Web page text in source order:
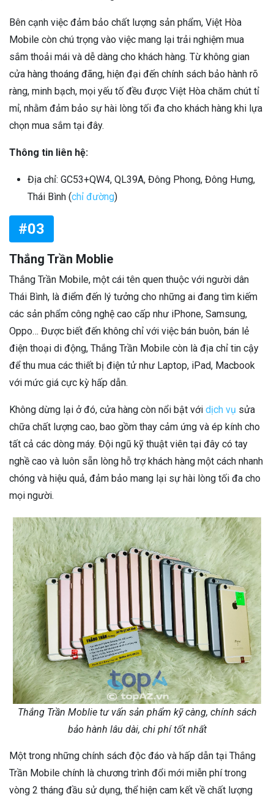
Bên cạnh việc đảm bảo chất lượng sản phẩm, Việt Hòa
Mobile còn chú trọng vào việc mang lại trải nghiệm mua
sắm thoải mái và dễ dàng cho khách hàng. Từ không gian
cửa hàng thoáng đãng, hiện đại đến chính sách bảo hành rõ
ràng, minh bạch, mọi yếu tố đều được Việt Hòa chăm chút tỉ
mỉ, nhằm đảm bảo sự hài lòng tối đa cho khách hàng khi lựa
chọn mua sắm tại đây.
Thông tin liên hệ:
Địa chỉ: GC53+QW4, QL39A, Đông Phong, Đông Hưng,
Thái Bình (chỉ đường)
#03
Thắng Trần Moblie
Thắng Trần Mobile, một cái tên quen thuộc với người dân
Thái Bình, là điểm đến lý tưởng cho những ai đang tìm kiếm
các sản phẩm công nghệ cao cấp như iPhone, Samsung,
Oppo… Được biết đến không chỉ với việc bán buôn, bán lẻ
điện thoại di động, Thắng Trần Mobile còn là địa chỉ tin cậy
để thu mua các thiết bị điện tử như Laptop, iPad, Macbook
với mức giá cực kỳ hấp dẫn.
Không dừng lại ở đó, cửa hàng còn nổi bật với dịch vụ sửa
chữa chất lượng cao, bao gồm thay cảm ứng và ép kính cho
tất cả các dòng máy. Đội ngũ kỹ thuật viên tại đây có tay
nghề cao và luôn sẵn lòng hỗ trợ khách hàng một cách nhanh
chóng và hiệu quả, đảm bảo mang lại sự hài lòng tối đa cho
mọi người.
Thắng Trần Moblie tư vấn sản phẩm kỹ càng, chính sách
bảo hành lâu dài, chi phí tốt nhất
Một trong những chính sách độc đáo và hấp dẫn tại Thắng
Trần Mobile chính là chương trình đổi mới miễn phí trong
vòng 2 tháng đầu sử dụng, thể hiện cam kết về chất lượng